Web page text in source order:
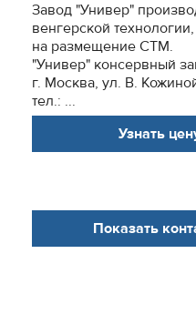
Завод "Универ"
венгерской
на размещение СТМ.
"Универ" консервный
г. Москва, ул. В.
тел.: ...
Узнать
Показать